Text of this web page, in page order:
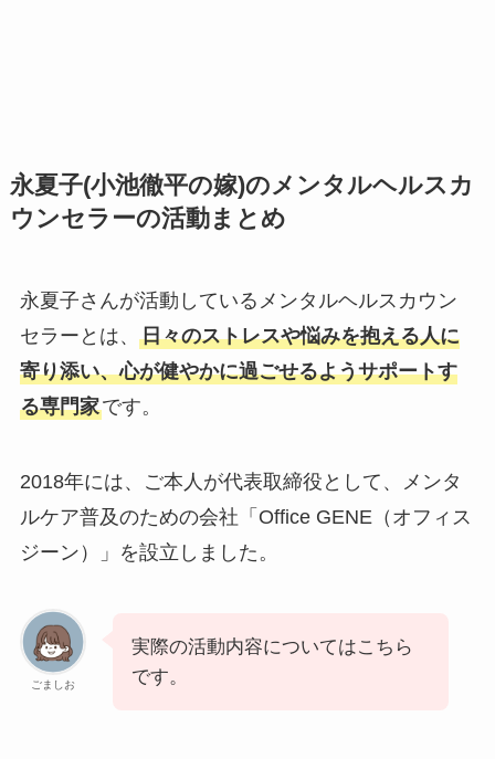
永夏子(小池徹平の嫁)のメンタルヘルスカ
ウンセラーの活動まとめ
永夏子さんが活動しているメンタルヘルスカウン
セラーとは、 日々のストレスや悩みを抱える人に
寄り添い、心が健やかに過ごせるようサポートす
る専門家です。
2018年には、ご本人が代表取締役として、メンタ
ルケア普及のための会社「Office GENE（オフィス
ジーン）」を設立しました。
ごましお
実際の活動内容についてはこちら
です。